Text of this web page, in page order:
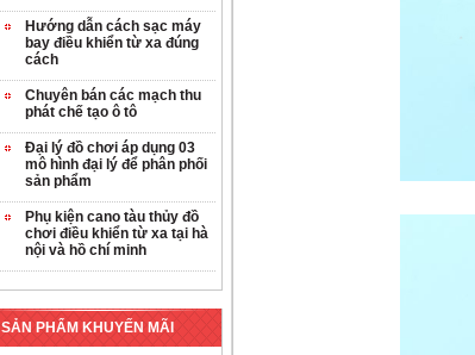
Hướng dẫn cách sạc máy
bay điều khiển từ xa đúng
cách
Chuyên bán các mạch thu
phát chế tạo ô tô
Đại lý đồ chơi áp dụng 03
mô hình đại lý để phân phối
sản phẩm
Phụ kiện cano tàu thủy đồ
chơi điều khiển từ xa tại hà
nội và hồ chí minh
SẢN PHẨM KHUYẾN MÃI
OT35 robot lắp
ráp nhấc chân di
...
259.000 VNĐ
OT36 oto mô hình
đơn giản có ...
75.000 VNĐ
OT5 ôtô mô hình
lắp ghép đơn ...